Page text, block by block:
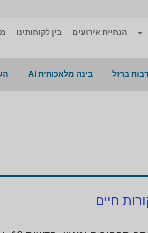
הנחיית אירועים בין לקוחותינו
ברזל בינה מלאכותית AI
חיים